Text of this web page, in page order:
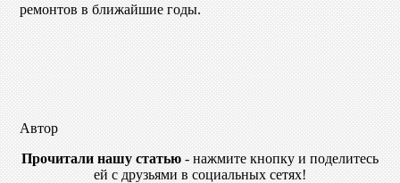
ремонтов в ближайшие годы.
Автор
Прочитали нашу статью - нажмите кнопку и поделитесь
ей с друзьями в социальных сетях!